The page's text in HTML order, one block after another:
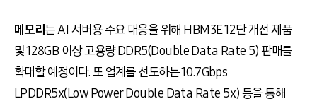
메모리는 AI 서버용 수요 대응을 위해 HBM3E 12단 개선 제품
및 128GB 이상 고용량 DDR5(Double Data Rate 5) 판매를
확대할 예정이다. 또 업계를 선도하는 10.7Gbps
LPDDR5x(Low Power Double Data Rate 5x) 등을 통해